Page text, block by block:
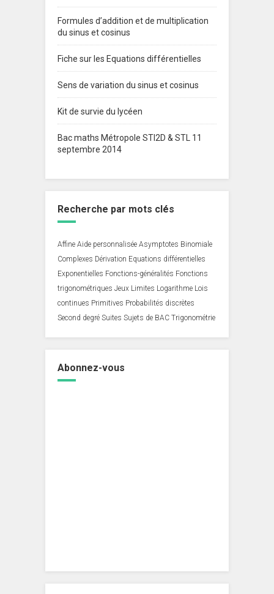
Formules d’addition et de multiplication
du sinus et cosinus
Fiche sur les Equations différentielles
Sens de variation du sinus et cosinus
Kit de survie du lycéen
Bac maths Métropole STI2D & STL 11
septembre 2014
Recherche par mots clés
Affine Aide personnalisée Asymptotes Binomiale
Complexes Dérivation Equations différentielles
Exponentielles Fonctions-généralités Fonctions
trigonométriques Jeux Limites Logarithme Lois
continues Primitives Probabilités discrètes
Second degré Suites Sujets de BAC Trigonométrie
Abonnez-vous